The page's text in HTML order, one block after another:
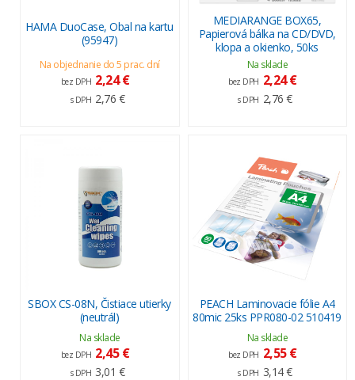
HAMA DuoCase, Obal na kartu
(95947)
Na objednanie do 5 prac. dní
bez DPH 2,24 €
s DPH 2,76 €
MEDIARANGE BOX65,
Papierová bálka na CD/DVD,
klopa a okienko, 50ks
Na sklade
bez DPH 2,24 €
s DPH 2,76 €
SBOX CS-08N, Čistiace utierky
(neutrál)
Na sklade
bez DPH 2,45 €
s DPH 3,01 €
PEACH Laminovacie fólie A4
80mic 25ks PPR080-02 510419
Na sklade
bez DPH 2,55 €
s DPH 3,14 €